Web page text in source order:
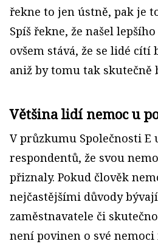
řekne to jen ústně, pak je
Spíš řekne, že našel
ovšem stává, že se lidé
aniž by tomu tak skutečně
Většina lidí nemoc u
V průzkumu Společnosti
respondentů, že svou
přiznaly. Pokud člověk
nejčastějšími důvody
zaměstnavatele či
není povinen o své